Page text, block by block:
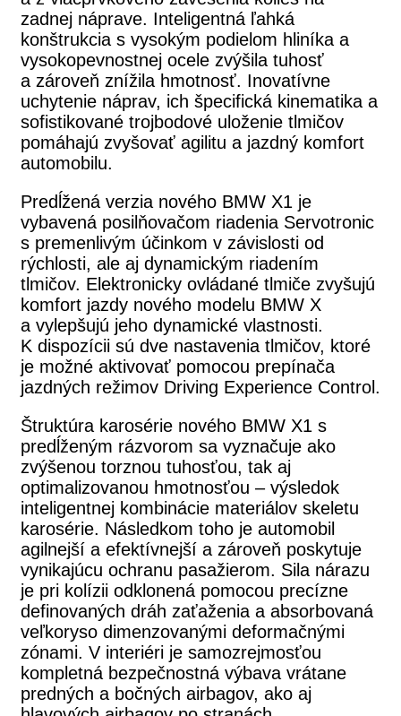
zadnej náprave. Inteligentná ľahká
konštrukcia s vysokým podielom hliníka a
vysokopevnostnej ocele zvýšila tuhosť
a zároveň znížila hmotnosť. Inovatívne
uchytenie náprav, ich špecifická kinematika a
sofistikované trojbodové uloženie tlmičov
pomáhajú zvyšovať agilitu a jazdný komfort
automobilu.
Predĺžená verzia nového BMW X1 je
vybavená posilňovačom riadenia Servotronic
s premenlivým účinkom v závislosti od
rýchlosti, ale aj dynamickým riadením
tlmičov. Elektronicky ovládané tlmiče zvyšujú
komfort jazdy nového modelu BMW X
a vylepšujú jeho dynamické vlastnosti.
K dispozícii sú dve nastavenia tlmičov, ktoré
je možné aktivovať pomocou prepínača
jazdných režimov Driving Experience Control.
Štruktúra karosérie nového BMW X1 s
predĺženým rázvorom sa vyznačuje ako
zvýšenou torznou tuhosťou, tak aj
optimalizovanou hmotnosťou – výsledok
inteligentnej kombinácie materiálov skeletu
karosérie. Následkom toho je automobil
agilnejší a efektívnejší a zároveň poskytuje
vynikajúcu ochranu pasažierom. Sila nárazu
je pri kolízii odklonená pomocou precízne
definovaných dráh zaťaženia a absorbovaná
veľkoryso dimenzovanými deformačnými
zónami. V interiéri je samozrejmosťou
kompletná bezpečnostná výbava vrátane
predných a bočných airbagov, ako aj